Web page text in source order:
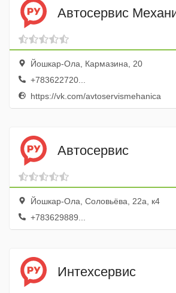
Автосервис
Йошкар-Ола, Кармазина, 20
+783622720...
https://vk.com/avtoservismehanica
Автосервис
Йошкар-Ола, Соловьёва, 22а, к4
+783629889...
Интехсервис